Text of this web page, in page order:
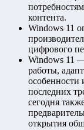
контента.
Windows 11
цифрового
Windows 11
работы,
особенности
последних
сегодня
открытия